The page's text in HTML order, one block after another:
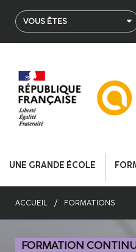
contenu
VOUS ÊTES
UNE GRANDE ÉCOLE
ACCUEIL FORMATIONS
FORMATION